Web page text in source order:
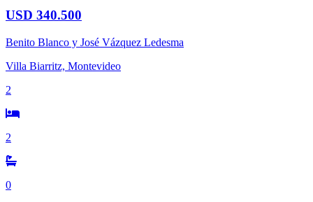
USD 340.500
Benito Blanco y José Vázquez Ledesma
Villa Biarritz, Montevideo
2
2
0